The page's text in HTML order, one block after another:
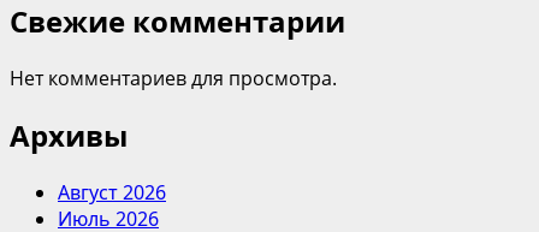
Свежие комментарии
Нет комментариев для просмотра.
Архивы
Август 2026
Июль 2026